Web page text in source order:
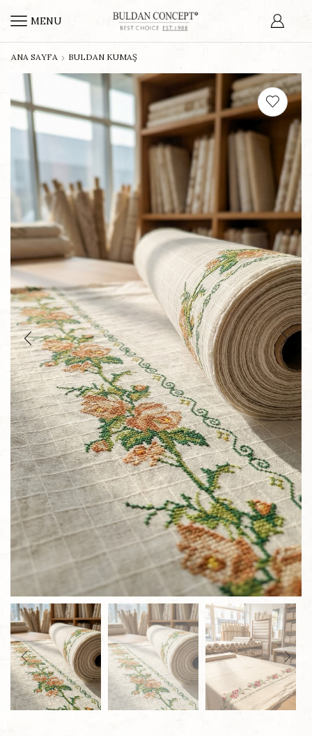
MENU
ANA SAYFA BULDAN KUMAŞ